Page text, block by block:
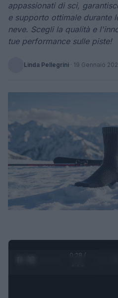
appassionati di sci,
e supporto ottimale durante
neve. Scegli la qualità e
tue performance sulle piste!
Linda Pellegrini · 19 Gennaio
0:28 /